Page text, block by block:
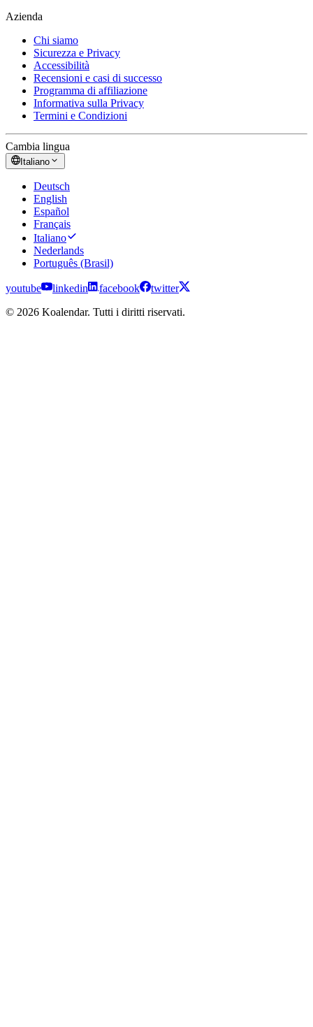
Azienda
Chi siamo
Sicurezza e Privacy
Accessibilità
Recensioni e casi di successo
Programma di affiliazione
Informativa sulla Privacy
Termini e Condizioni
Cambia lingua
Italiano
Deutsch
English
Español
Français
Italiano
Nederlands
Português (Brasil)
youtube linkedin facebook
twitter
© 2026 Koalendar. Tutti i diritti riservati.